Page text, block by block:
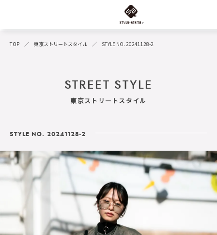
TOP 東京ストリートスタイル STYLE NO. 20241128-2
STREET STYLE
東京ストリートスタイル
STYLE NO. 20241128-2